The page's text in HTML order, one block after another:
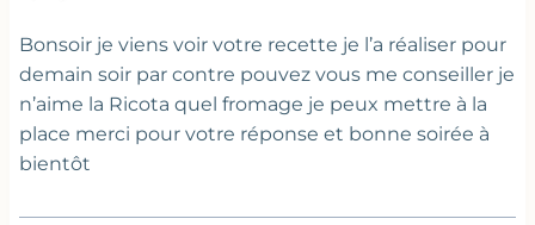
Bonsoir je viens voir votre recette je l’a réaliser pour
demain soir par contre pouvez vous me conseiller je
n’aime la Ricota quel fromage je peux mettre à la
place merci pour votre réponse et bonne soirée à
bientôt